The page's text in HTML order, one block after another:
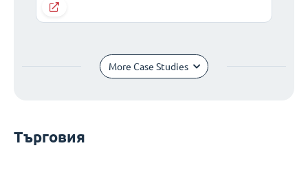
More Case Studies
Търговия